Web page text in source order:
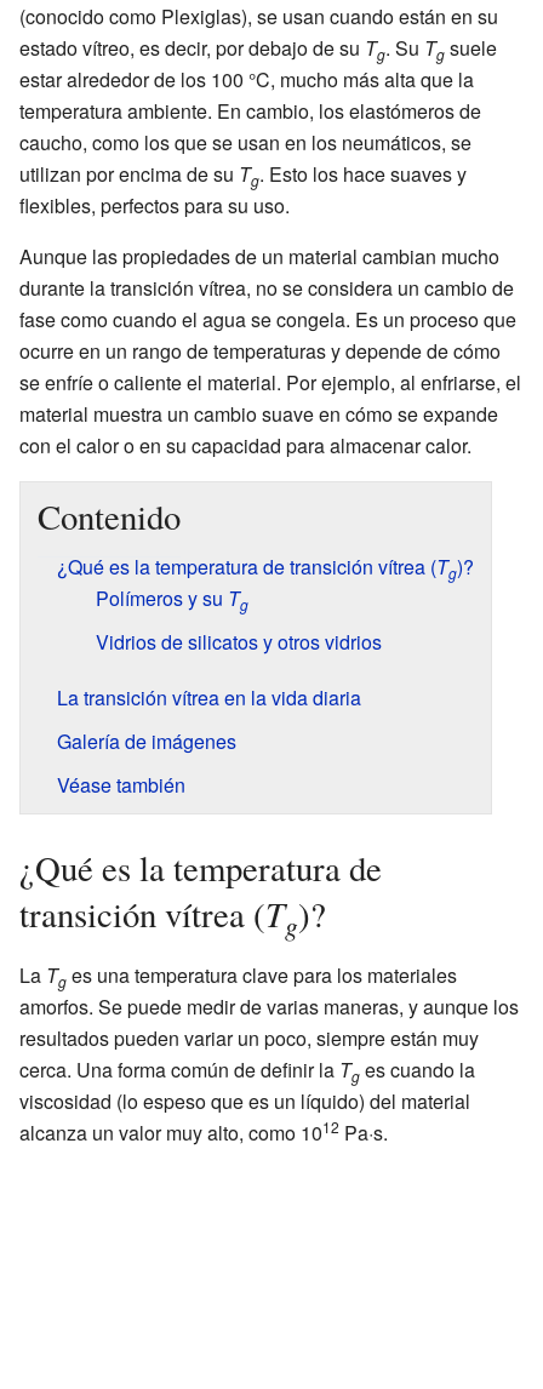
(conocido como Plexiglas), se usan cuando están en su
estado vítreo, es decir, por debajo de su Tg. Su Tg suele
estar alrededor de los 100 °C, mucho más alta que la
temperatura ambiente. En cambio, los elastómeros de
caucho, como los que se usan en los neumáticos, se
utilizan por encima de su Tg. Esto los hace suaves y
flexibles, perfectos para su uso.
Aunque las propiedades de un material cambian mucho
durante la transición vítrea, no se considera un cambio de
fase como cuando el agua se congela. Es un proceso que
ocurre en un rango de temperaturas y depende de cómo
se enfríe o caliente el material. Por ejemplo, al enfriarse, el
material muestra un cambio suave en cómo se expande
con el calor o en su capacidad para almacenar calor.
Contenido
¿Qué es la temperatura de transición vítrea (Tg)?
Polímeros y su Tg
Vidrios de silicatos y otros vidrios
La transición vítrea en la vida diaria
Galería de imágenes
Véase también
¿Qué es la temperatura de
transición vítrea (Tg)?
La Tg es una temperatura clave para los materiales
amorfos. Se puede medir de varias maneras, y aunque los
resultados pueden variar un poco, siempre están muy
cerca. Una forma común de definir la Tg es cuando la
viscosidad (lo espeso que es un líquido) del material
alcanza un valor muy alto, como 1012 Pa·s.